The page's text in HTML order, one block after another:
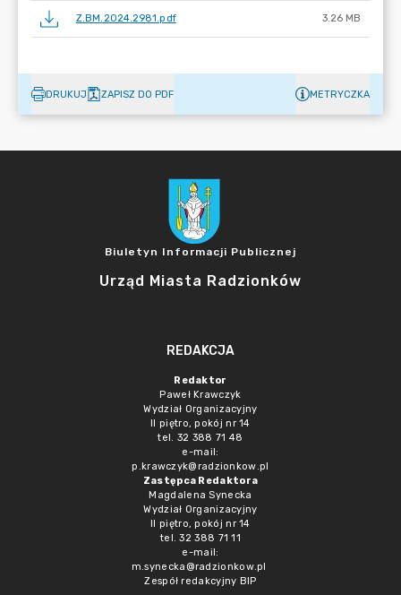
Z.BM.2024.2981.pdf 3.26 MB
DRUKUJ ZAPISZ DO PDF METRYCZKA
Biuletyn Informacji Publicznej
Urząd Miasta Radzionków
REDAKCJA
Redaktor
Paweł Krawczyk
Wydział Organizacyjny
II piętro, pokój nr 14
tel. 32 388 71 48
e-mail:
p.krawczyk@radzionkow.pl
Zastępca Redaktora
Magdalena Synecka
Wydział Organizacyjny
II piętro, pokój nr 14
tel. 32 388 71 11
e-mail:
m.synecka@radzionkow.pl
Zespół redakcyjny BIP